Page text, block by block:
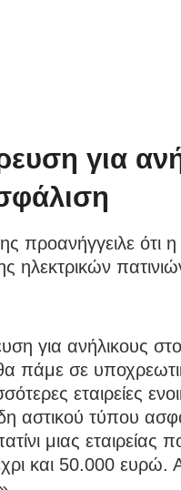
για
προανήγγειλε ότι η
ηλεκτρικών
για ανήλικους
πάμε σε
εταιρείες
αστικού τύπου
μιας εταιρείας
και 50.000